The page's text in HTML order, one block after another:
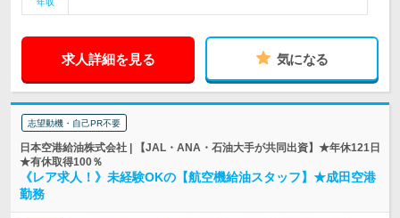
年収
求人詳細を見る 気になる
志望動機・自己PR不要
日本空港給油株式会社 | 【JAL・ANA・石油大手が共同出資】★年休121日
★有休取得100％
《レア求人！》未経験OKの【航空機給油スタッフ】★成田空港
勤務